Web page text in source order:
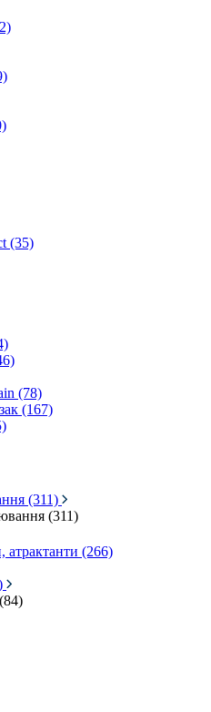
(35)
(78)
(167)
(311)
(311)
атрактанти (266)